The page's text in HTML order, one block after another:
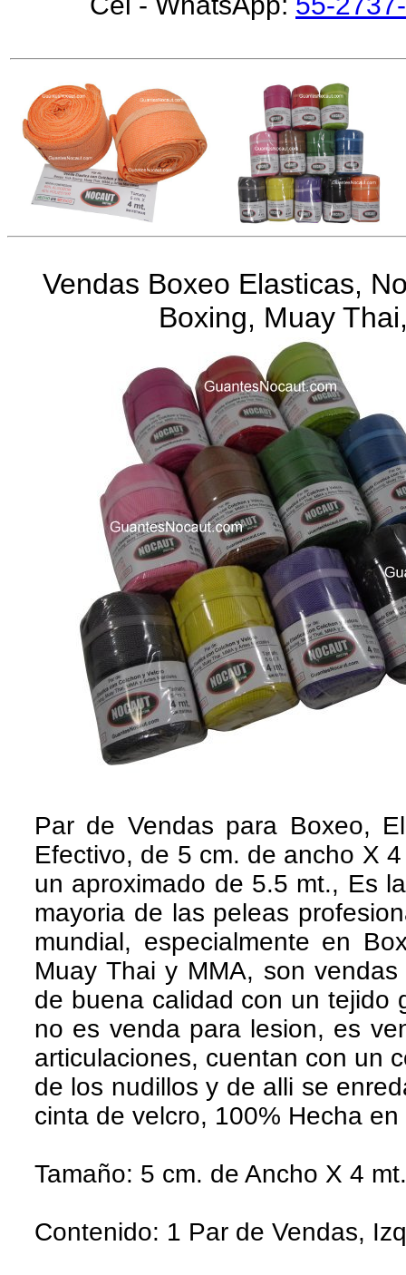
Vendas Boxeo Elasticas,
Boxing, Muay
Par de Vendas para Boxeo,
Efectivo, de 5 cm. de ancho X
un aproximado de 5.5 mt., Es
mayoria de las peleas
mundial, especialmente en
Muay Thai y MMA, son
de buena calidad con un tejido
no es venda para lesion, es
articulaciones, cuentan con un
de los nudillos y de alli se
cinta de velcro, 100% Hecha en
Tamaño: 5 cm. de Ancho X 4
Contenido: 1 Par de Vendas,